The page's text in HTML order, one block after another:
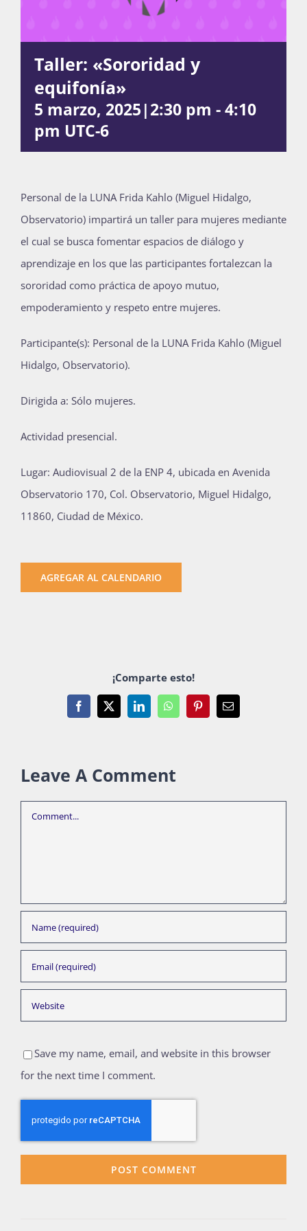
La Boletina
Recursos
Súmate
Taller: «Sororidad y
equifonía»
5 marzo, 2025|2:30 pm -4:10
pm UTC-6
Personal de la LUNA Frida Kahlo (Miguel Hidalgo,
Observatorio) impartirá un taller para mujeres mediante
el cual se busca fomentar espacios de diálogo y
aprendizaje en los que las participantes fortalezcan la
sororidad como práctica de apoyo mutuo,
empoderamiento y respeto entre mujeres.
Participante(s): Personal de la LUNA Frida Kahlo (Miguel
Hidalgo, Observatorio).
Dirigida a: Sólo mujeres.
Actividad presencial.
Lugar: Audiovisual 2 de la ENP 4, ubicada en Avenida
Observatorio 170, Col. Observatorio, Miguel Hidalgo,
11860, Ciudad de México.
AGREGAR AL CALENDARIO
¡Comparte esto!
Facebook
X LinkedInWhatsAppPinterestEmail
Leave A Comment
Comment
Save my name, email, and website in this browser
for the next time I comment.